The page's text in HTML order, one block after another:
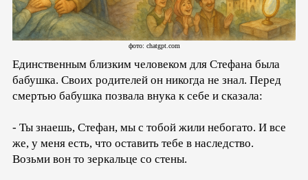
фото: chatgpt.com
Единственным близким человеком для Стефана была
бабушка. Своих родителей он никогда не знал. Перед
смертью бабушка позвала внука к себе и сказала:
- Ты знаешь, Стефан, мы с тобой жили небогато. И все
же, у меня есть, что оставить тебе в наследство.
Возьми вон то зеркальце со стены.